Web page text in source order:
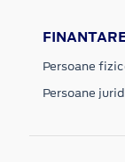
Persoane
Persoane